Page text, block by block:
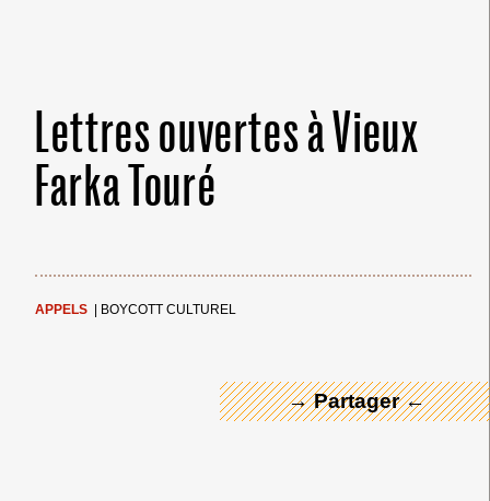
Lettres ouvertes à Vieux
Farka Touré
APPELS BOYCOTT CULTUREL
→ Partager ←